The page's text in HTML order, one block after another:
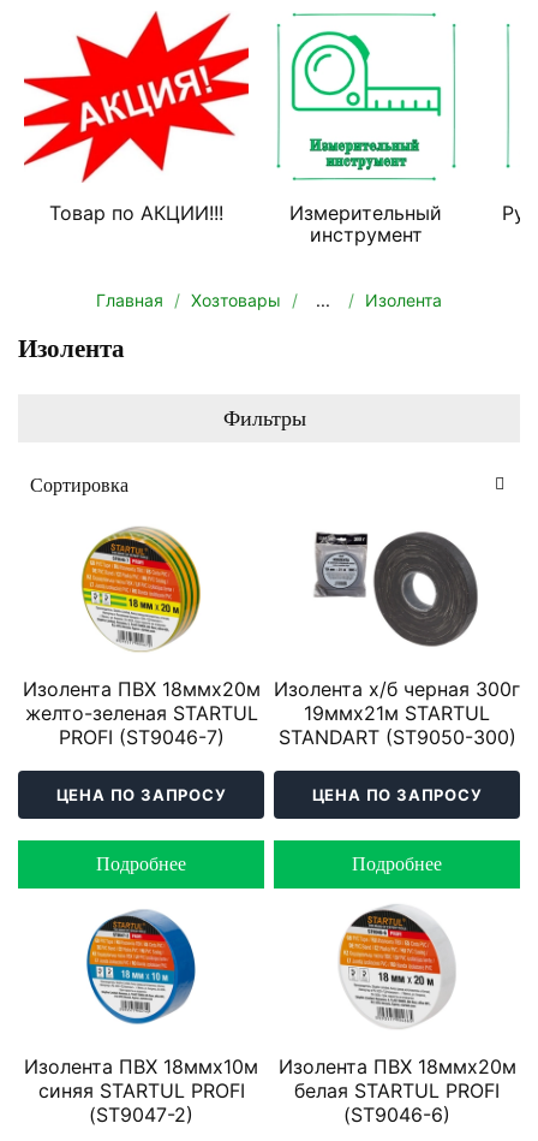
Товар по АКЦИИ!!!
Измерительный
инструмент
Главная Хозтовары ... Изолента
Изолента
Фильтры
Изолента ПВХ 18ммх20м
желто-зеленая STARTUL
PROFI (ST9046-7)
ЦЕНА ПО ЗАПРОСУ
Подробнее
Изолента х/б черная 300г
19ммх21м STARTUL
STANDART (ST9050-300)
ЦЕНА ПО ЗАПРОСУ
Подробнее
Изолента ПВХ 18ммх10м
синяя STARTUL PROFI
(ST9047-2)
Изолента ПВХ 18ммх20м
белая STARTUL PROFI
(ST9046-6)